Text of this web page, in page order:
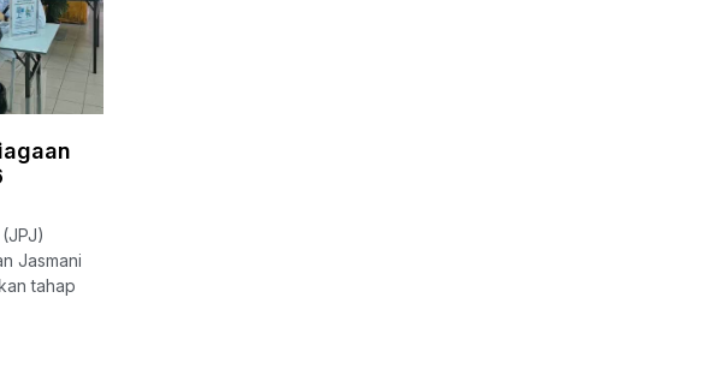
Jasmani
tahap